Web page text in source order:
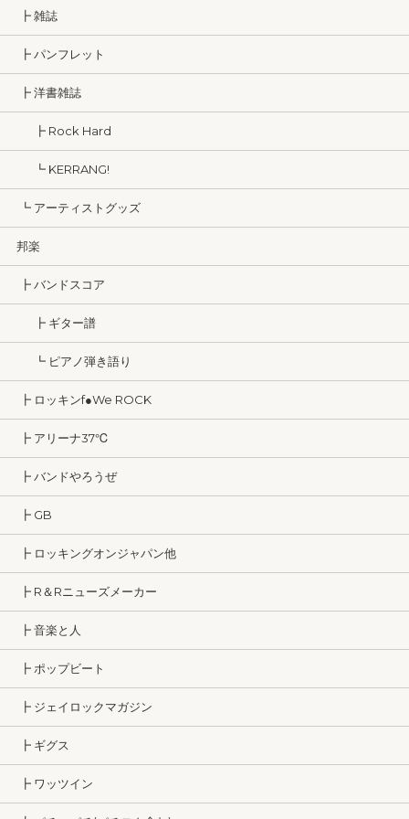
┣ 雑誌
┣ パンフレット
┣ 洋書雑誌
┣ Rock Hard
┗ KERRANG!
┗ アーティストグッズ
邦楽
┣ バンドスコア
┣ ギター譜
┗ ピアノ弾き語り
┣ ロッキンf●We ROCK
┣ アリーナ37℃
┣ バンドやろうぜ
┣ GB
┣ ロッキングオンジャパン他
┣ R＆Rニューズメーカー
┣ 音楽と人
┣ ポップビート
┣ ジェイロックマガジン
┣ ギグス
┣ ワッツイン